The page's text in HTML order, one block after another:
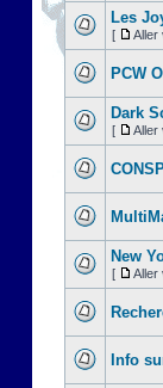
Les
[ Aller
PCW
Dark
[ Aller
New
[ Aller
Info